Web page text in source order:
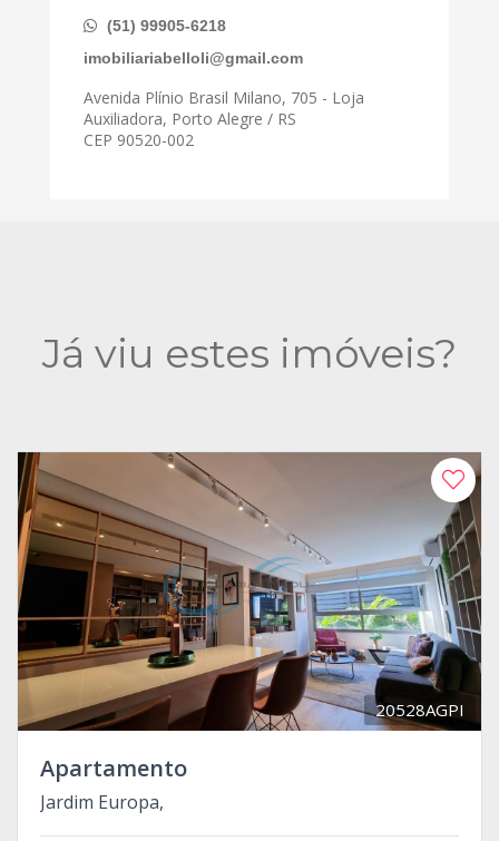
(51) 99905-6218
imobiliariabelloli@gmail.com
Avenida Plínio Brasil Milano, 705 - Loja
Auxiliadora, Porto Alegre / RS
CEP 90520-002
Já viu estes imóveis?
20528AGPI
Apartamento
Jardim Europa,